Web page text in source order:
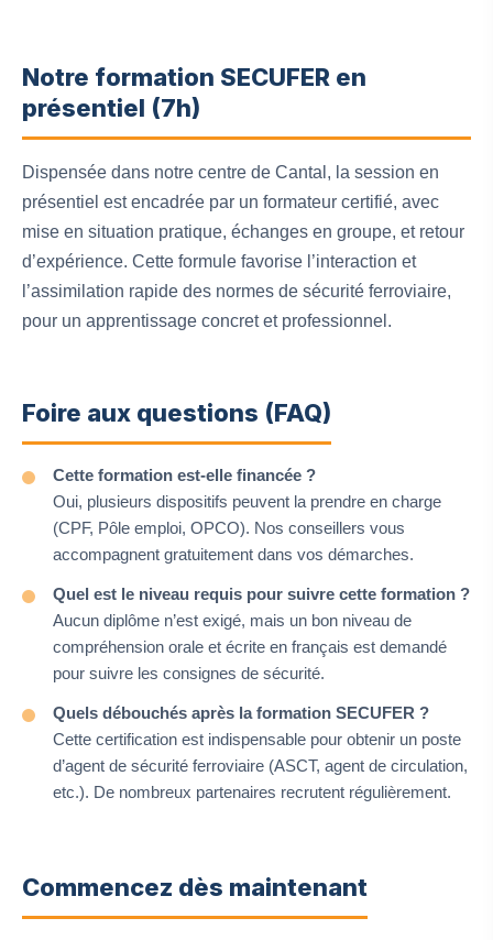
Notre formation SECUFER en
présentiel (7h)
Dispensée dans notre centre de Cantal, la session en
présentiel est encadrée par un formateur certifié, avec
mise en situation pratique, échanges en groupe, et retour
d’expérience. Cette formule favorise l’interaction et
l’assimilation rapide des normes de sécurité ferroviaire,
pour un apprentissage concret et professionnel.
Foire aux questions (FAQ)
Cette formation est-elle financée ?
Oui, plusieurs dispositifs peuvent la prendre en charge
(CPF, Pôle emploi, OPCO). Nos conseillers vous
accompagnent gratuitement dans vos démarches.
Quel est le niveau requis pour suivre cette formation ?
Aucun diplôme n’est exigé, mais un bon niveau de
compréhension orale et écrite en français est demandé
pour suivre les consignes de sécurité.
Quels débouchés après la formation SECUFER ?
Cette certification est indispensable pour obtenir un poste
d’agent de sécurité ferroviaire (ASCT, agent de circulation,
etc.). De nombreux partenaires recrutent régulièrement.
Commencez dès maintenant